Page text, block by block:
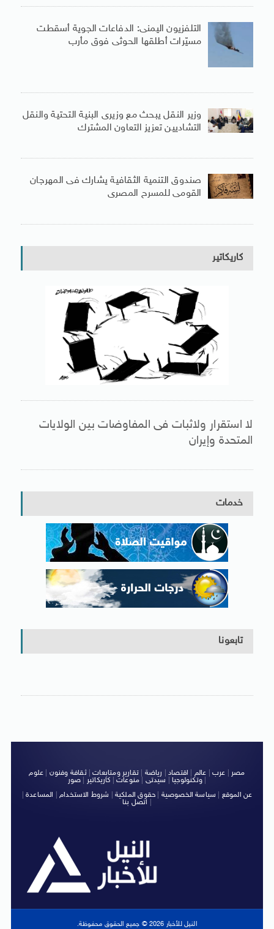
التلفزيون اليمنى: الدفاعات الجوية أسقطت
مسيّرات أطلقها الحوثى فوق مأرب
وزير النقل يبحث مع وزيرى البنية التحتية والنقل
التشاديين تعزيز التعاون المشترك
صندوق التنمية الثقافية يشارك فى المهرجان
القومى للمسرح المصرى
كاريكاتير
لا استقرار ولاثبات فى المفاوضات بين الولايات
المتحدة وإيران
خدمات
تابعونا
مصر عرب عالم اقتصاد رياضة |تقارير ومتابعات|ثقافة وفنون
علوم
وتكنولوجيا| سيدتى منوعات كاريكاتير صور
|
عن الموقع
سياسة الخصوصية حقوق الملكية شروط الاستخدام| المساعدة|
اتصل بنا
النيل للأخبار 2026 © جميع الحقوق محفوظة.